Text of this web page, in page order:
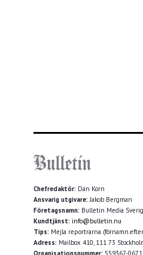
Chefredaktör: Dan Korn
Ansvarig utgivare: Jakob Bergman
Företagsnamn: Bulletin Media
Kundtjänst: info@bulletin.nu
Tips: Mejla reportrarna
Adress: Mailbox 410, 111 73
Organisationsnummer: 559367-0671